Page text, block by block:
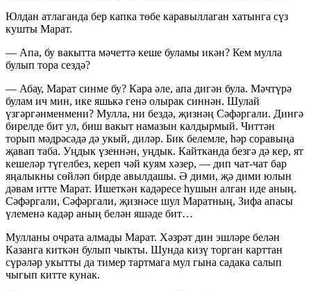
Юлдан атлаганда бер капка төбе каравыллаган хатынга сүз
кушты Марат.
— Апа, бу вакытта мәчеттә кеше буламы икән? Кем мулла
булып тора сездә?
— Абау, Марат синме бу? Кара әле, апа дигән була. Мәчтүрә
булам ич мин, ике яшькә генә олырак синнән. Шулай
үзгәргәнменмени? Мулла, ни бездә, җизнәң Сәфәргали. Дингә
бирелде бит ул, биш вакыт намазын калдырмый. Читтән
торып мәдрәсәдә дә укый, диләр. Бик белемле, һәр соравыңа
җавап таба. Уңдык үзеннән, уңдык. Кайтканда безгә дә кер, ят
кешеләр түгелбез, кереп чәй куям хәзер, — дип чат-чат бар
яңалыкны сөйләп бирде авылдашы. Ә дими, җә дими юлын
дәвам итте Марат. Ишеткән кадәресе һушын алган иде аның.
Сәфәргали, Сәфәргали, җизнәсе шул Маратның, Зифа апасы
үлеменә кадәр аның белән яшәде бит…
Мулланы очрата алмады Марат. Хәзрәт дин эшләре белән
Казанга киткән булып чыкты. Шунда кизү торган карттан
сүрәләр укытты да тимер тартмага мул гына садака салып
чыгып китте кунак.